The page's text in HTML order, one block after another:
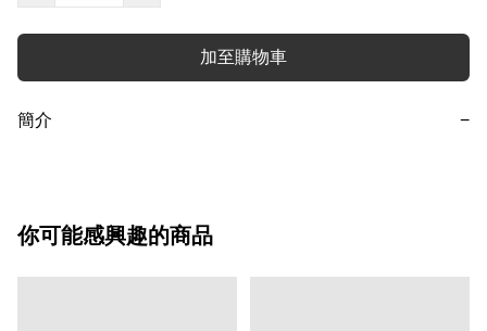
加至購物車
簡介 −
你可能感興趣的商品